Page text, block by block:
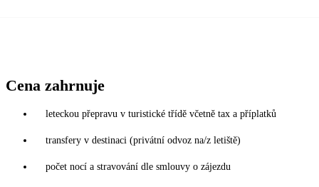
Cena zahrnuje
leteckou přepravu v turistické třídě včetně tax a příplatků
transfery v destinaci (privátní odvoz na/z letiště)
počet nocí a stravování dle smlouvy o zájezdu